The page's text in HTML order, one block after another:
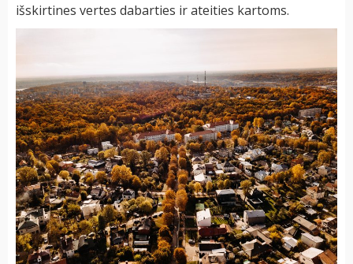
išskirtines vertes dabarties ir ateities kartoms.